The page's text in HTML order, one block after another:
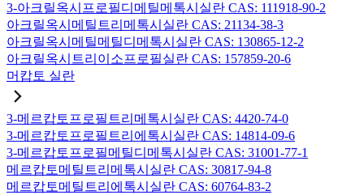
3-아크릴옥시프로필디메틸메톡시실란 CAS: 111918-90-2
아크릴옥시메틸트리메톡시실란 CAS: 21134-38-3
아크릴옥시메틸메틸디메톡시실란 CAS: 130865-12-2
아크릴옥시트리이소프로필실란 CAS: 157859-20-6
머캅토 실란
3-메르캅토프로필트리메톡시실란 CAS: 4420-74-0
3-메르캅토프로필트리에톡시실란 CAS: 14814-09-6
3-메르캅토프로필메틸디메톡시실란 CAS: 31001-77-1
메르캅토메틸트리메톡시실란 CAS: 30817-94-8
메르캅토메틸트리에톡시실란 CAS: 60764-83-2